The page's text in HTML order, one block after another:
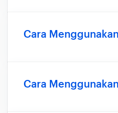
Cara
Cara